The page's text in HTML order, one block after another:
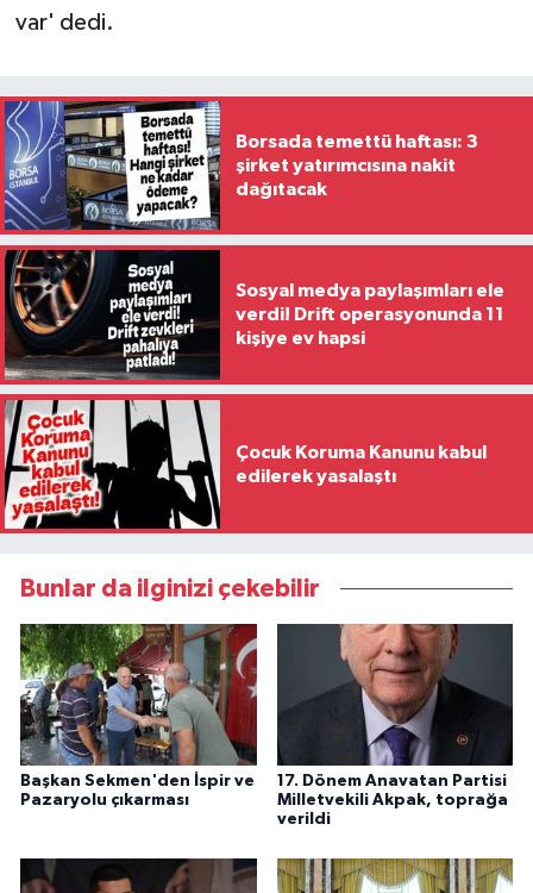
var' dedi.
Borsada temettü haftası: 3
şirket yatırımcısına nakit
dağıtacak
Sosyal medya paylaşımları ele
verdi! Drift operasyonunda 11
kişiye ev hapsi
Çocuk Koruma Kanunu kabul
edilerek yasalaştı
Bunlar da ilginizi çekebilir
Başkan Sekmen'den İspir ve
Pazaryolu çıkarması
17. Dönem Anavatan Partisi
Milletvekili Akpak, toprağa
verildi